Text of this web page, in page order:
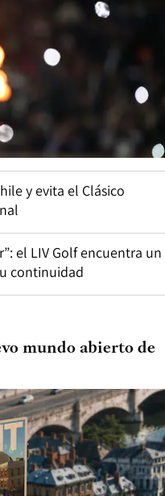
y evita el Clásico
el LIV Golf encuentra un
continuidad
mundo abierto de